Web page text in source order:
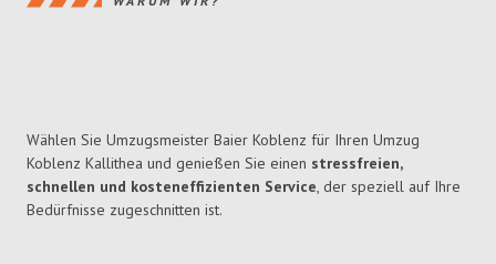
Wählen Sie Umzugsmeister Baier Koblenz für Ihren Umzug
Koblenz Kallithea und genießen Sie einen stressfreien,
schnellen und kosteneffizienten Service, der speziell auf Ihre
Bedürfnisse zugeschnitten ist.